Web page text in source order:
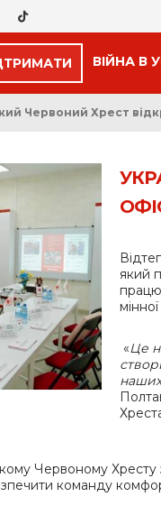
ВІЙНА В
Червоний Хрест
який
«Це
Червоному Хресту
команду